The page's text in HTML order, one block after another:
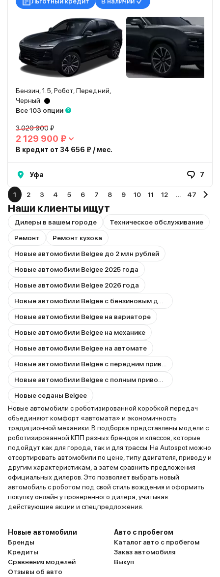
Бензин, 1.5, Робот, Передний,
Черный
Все 103 опции
3 029 900 ₽
2 129 900 ₽
В кредит от 34 656 ₽ / мес.
Уфа 7
1 2 3 4 5 6 7 8 9 10 11 12 47
Наши клиенты ищут
Дилеры в вашем городе
Техническое обслуживание
Ремонт
Ремонт кузова
Новые автомобили Belgee до 2 млн рублей
Новые автомобили Belgee 2025 года
Новые автомобили Belgee 2026 года
Новые автомобили Belgee на вариаторе
Новые автомобили Belgee на механике
Новые автомобили Belgee на автомате
Новые седаны Belgee
Новые автомобили с роботизированной коробкой передач
объединяют комфорт «автомата» и экономичность
традиционной механики. В подборке представлены модели с
роботизированной КПП разных брендов и классов, которые
подойдут как для города, так и для трассы. На Autospot можно
отсортировать автомобили по цене, типу двигателя, приводу и
другим характеристикам, а затем сравнить предложения
официальных дилеров. Это позволяет выбрать новый
автомобиль с роботом под свой стиль вождения и оформить
покупку онлайн у проверенного дилера, учитывая
действующие акции и спецпредложения.
Новые автомобили
Бренды
Кредиты
Сравнения моделей
Отзывы об авто
Авто с пробегом
Каталог авто с пробегом
Заказ автомобиля
Выкуп